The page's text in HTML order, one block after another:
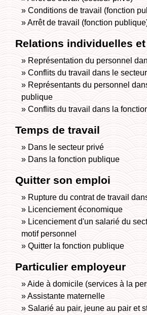
Conditions de travail (fonction
Arrêt de travail (fonction
Relations individuelles
Représentation du personnel
Conflits du travail dans le
Représentants du personnel
publique
Conflits du travail dans la
Temps de travail
Dans le secteur privé
Dans la fonction publique
Quitter son emploi
Rupture du contrat de travail
Licenciement économique
Licenciement d'un salarié du
motif personnel
Quitter la fonction publique
Particulier employeur
Aide à domicile (services à la
Assistante maternelle
Salarié au pair, jeune au pair et